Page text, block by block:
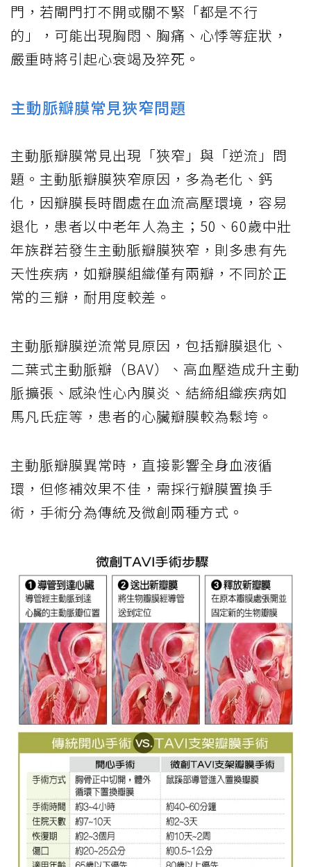
門，若閘門打不開或關不緊「都是不行
的」，可能出現胸悶、胸痛、心悸等症狀，
嚴重時將引起心衰竭及猝死。
主動脈瓣膜常見狹窄問題
主動脈瓣膜常見出現「狹窄」與「逆流」問
題。主動脈瓣膜狹窄原因，多為老化、鈣
化，因瓣膜長時間處在血流高壓環境，容易
退化，患者以中老年人為主；50、60歲中壯
年族群若發生主動脈瓣膜狹窄，則多患有先
天性疾病，如瓣膜組織僅有兩瓣，不同於正
常的三瓣，耐用度較差。
主動脈瓣膜逆流常見原因，包括瓣膜退化、
二葉式主動脈瓣（BAV）、高血壓造成升主動
脈擴張、感染性心內膜炎、結締組織疾病如
馬凡氏症等，患者的心臟瓣膜較為鬆垮。
主動脈瓣膜異常時，直接影響全身血液循
環，但修補效果不佳，需採行瓣膜置換手
術，手術分為傳統及微創兩種方式。